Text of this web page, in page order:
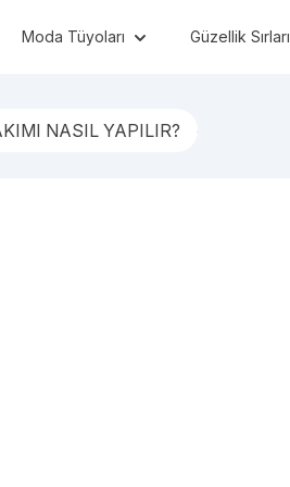
Moda Tüyoları Güzellik Sırları
NASIL YAPILIR?